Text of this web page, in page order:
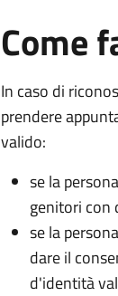
Come
In caso di
prendere
valido:
se la
genitori con
se la
dare il
d'identità